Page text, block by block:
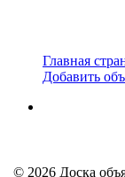
Главная
Добавить
© 2026 Доска